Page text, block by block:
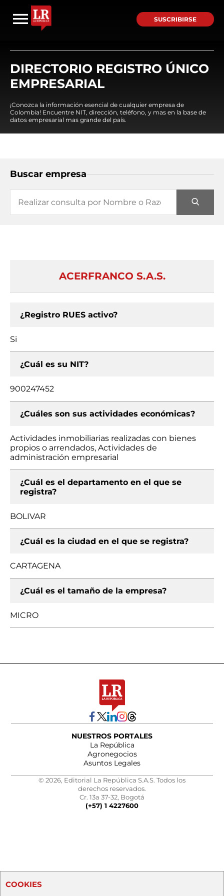
SUSCRIBIRSE
DIRECTORIO REGISTRO ÚNICO
EMPRESARIAL
¡Conozca la información esencial de cualquier empresa de
Colombia! Encuentre NIT, dirección, teléfono, y mas en la base de
datos empresarial mas grande del país.
Buscar empresa
ACERFRANCO S.A.S.
¿Registro RUES activo?
Si
¿Cuál es su NIT?
900247452
¿Cuáles son sus actividades económicas?
Actividades inmobiliarias realizadas con bienes
propios o arrendados, Actividades de
administración empresarial
¿Cuál es el departamento en el que se
registra?
BOLIVAR
¿Cuál es la ciudad en el que se registra?
CARTAGENA
¿Cuál es el tamaño de la empresa?
MICRO
NUESTROS PORTALES
La República
Agronegocios
Asuntos Legales
© 2026, Editorial La República S.A.S. Todos los
derechos reservados.
Cr. 13a 37-32, Bogotá
(+57) 1 4227600
COOKIES